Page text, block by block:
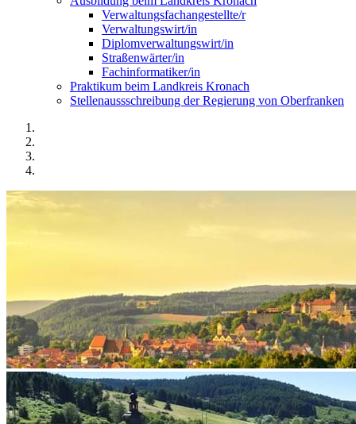
Verwaltungsfachangestellte/r
Verwaltungswirt/in
Diplomverwaltungswirt/in
Straßenwärter/in
Fachinformatiker/in
Praktikum beim Landkreis Kronach
Stellenaussschreibung der Regierung von Oberfranken